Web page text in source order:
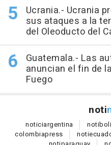
Ucrania.- Ucrania
sus ataques a la
del Oleoducto del
Guatemala.- Las
anuncian el fin de
Fuego
noti
noticiargentina noti
colombiapress noti